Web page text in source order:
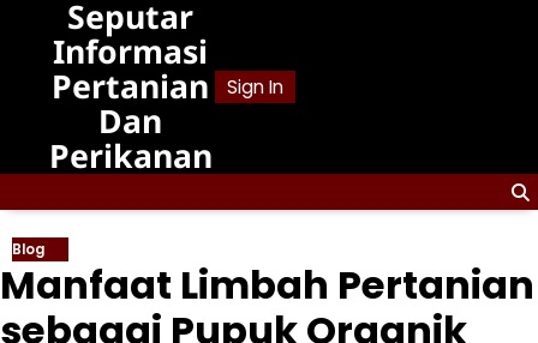
content
Seputar
Informasi
Pertanian
Dan
Perikanan
Sign In
Blog
Manfaat Limbah Pertanian
sebagai Pupuk Organik